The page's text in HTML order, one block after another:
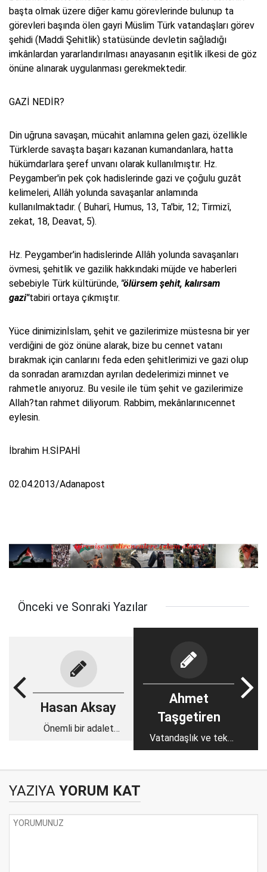
başta olmak üzere diğer kamu görevlerinde bulunup ta
görevleri başında ölen gayri Müslim Türk vatandaşları görev
şehidi (Maddi Şehitlik) statüsünde devletin sağladığı
imkânlardan yararlandırılması anayasanın eşitlik ilkesi de göz
önüne alınarak uygulanması gerekmektedir.
GAZİ NEDİR?
Din uğruna savaşan, mücahit anlamına gelen gazi, özellikle
Türklerde savaşta başarı kazanan kumandanlara, hatta
hükümdarlara şeref unvanı olarak kullanılmıştır. Hz.
Peygamber'in pek çok hadislerinde gazi ve çoğulu guzât
kelimeleri, Allâh yolunda savaşanlar anlamında
kullanılmaktadır. ( Buharî, Humus, 13, Ta'bir, 12; Tirmizî,
zekat, 18, Deavat, 5).
Hz. Peygamber'in hadislerinde Allâh yolunda savaşanları
övmesi, şehitlik ve gazilik hakkındaki müjde ve haberleri
sebebiyle Türk kültüründe, "ölürsem şehit, kalırsam
gazi"tabiri ortaya çıkmıştır.
Yüce dinimizinİslam, şehit ve gazilerimize müstesna bir yer
verdiğini de göz önüne alarak, bize bu cennet vatanı
bırakmak için canlarını feda eden şehitlerimizi ve gazi olup
da sonradan aramızdan ayrılan dedelerimizi minnet ve
rahmetle anıyoruz. Bu vesile ile tüm şehit ve gazilerimize
Allah?tan rahmet diliyorum. Rabbim, mekânlarınıcennet
eylesin.
İbrahim H.SİPAHİ
02.04.2013/Adanapost
Önceki ve Sonraki Yazılar
Hasan Aksay
Önemli bir adalet
Ahmet
Taşgetiren
Vatandaşlık ve tek
millet
YAZIYA YORUM KAT